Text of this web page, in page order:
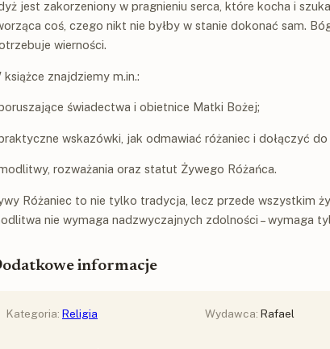
jest zakorzeniony w pragnieniu serca, które kocha i
coś, czego nikt nie byłby w stanie dokonać sam.
wierności.
książce znajdziemy m.in.:
świadectwa i obietnice Matki Bożej;
wskazówki, jak odmawiać różaniec i dołączyć
rozważania oraz statut Żywego Różańca.
Różaniec to nie tylko tradycja, lecz przede wszystkim
nie wymaga nadzwyczajnych zdolności – wymaga
informacje
Kategoria: Religia Wydawca: Rafael